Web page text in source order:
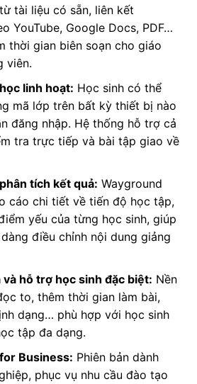
tài liệu có sẵn, liên kết
YouTube, Google Docs, PDF…
thời gian biên soạn cho giáo
viên.
linh hoạt: Học sinh có thể
mã lớp trên bất kỳ thiết bị nào
đăng nhập. Hệ thống hỗ trợ cả
tra trực tiếp và bài tập giao về
tích kết quả: Wayground
cáo chi tiết về tiến độ học tập,
yếu của từng học sinh, giúp
điều chỉnh nội dung giảng
và hỗ trợ học sinh đặc biệt: Nền
to, thêm thời gian làm bài,
dạng… phù hợp với học sinh
tập đa dạng.
Business: Phiên bản dành
phục vụ nhu cầu đào tạo